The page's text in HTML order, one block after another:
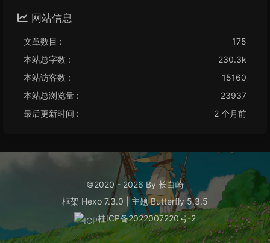
网站信息
文章数目 :
175
本站总字数 :
230.3k
本站访客数 :
15160
本站总浏览量 :
23937
最后更新时间 :
2 个月前
©2020 - 2026 By 长白崎
框架 Hexo 7.3.0 主题Butterfly 5.3.5
桂ICP备2022007220号-2